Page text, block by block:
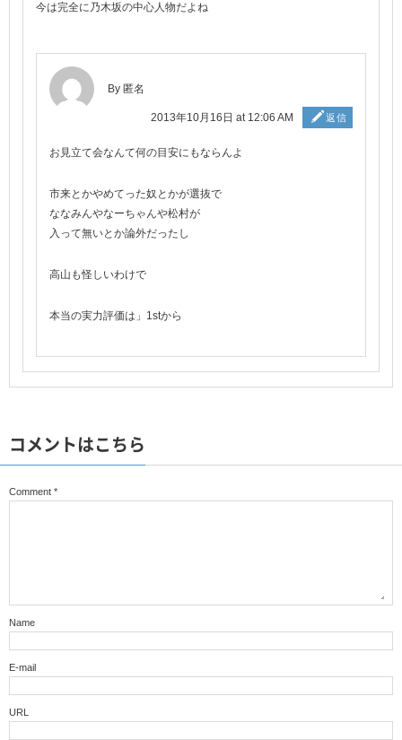
今は完全に乃木坂の中心人物だよね
By 匿名
2013年10月16日 at 12:06 AM 返信
お見立て会なんて何の目安にもならんよ
市来とかやめてった奴とかが選抜で
ななみんやなーちゃんや松村が
入って無いとか論外だったし
高山も怪しいわけで
本当の実力評価は」1stから
コメントはこちら
Comment *
Name
E-mail
URL